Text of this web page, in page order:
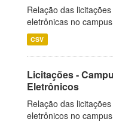
Relação das
eletrônicas no
CSV
Licitações -
Eletrônicos
Relação das
eletrônicos no